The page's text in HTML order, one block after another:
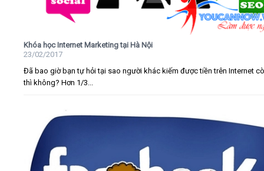
Khóa học Internet Marketing tại Hà Nội
23/02/2017
Đã bao giờ bạn tự hỏi tại sao người khác kiếm được tiền trên Internet
thì không? Hơn 1/3...